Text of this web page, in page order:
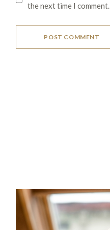
the next time I comment.
POST COMMENT